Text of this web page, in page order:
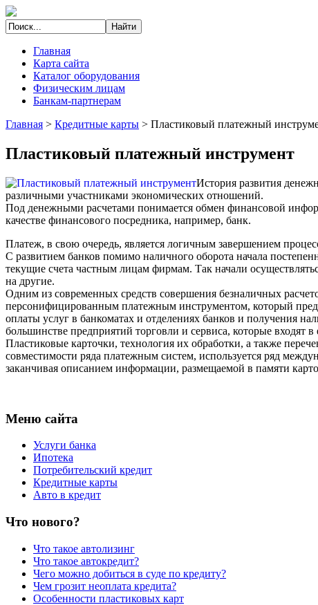
Главная
Карта сайта
Каталог оборудования
Физическим лицам
Банкам-партнерам
Главная > Кредитные карты > Пластиковый платежный
Пластиковый платежный инструмент
История развития
различными участниками экономических отношений.
Под денежными расчетами понимается обмен финансовой
качестве финансового посредника, например, банк.
Платеж, в свою очередь, является логичным завершением
С развитием банков помимо наличного оборота начала
текущие счета частным лицам фирмам. Так начали
на другие.
Одним из современных средств совершения безналичных
персонифицированным платежным инструментом, который
оплаты услуг в банкоматах и отделениях банков и получения
большинстве предприятий торговли и сервиса, которые входят
Пластиковые карточки, технология их обработки, а также
совместимости ряда платежным систем, используется ряд
заканчивая описанием информации, размещаемой в памяти
Меню сайта
Услуги банка
Ипотека
Потребительский кредит
Кредитные карты
Авто в кредит
Что нового?
Что такое автолизинг
Что такое автокредит?
Чего можно добиться в суде по кредиту?
Чем грозит неоплата кредита?
Особенности пластиковых карт